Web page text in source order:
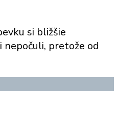
si bližšie
nepočuli, pretože od